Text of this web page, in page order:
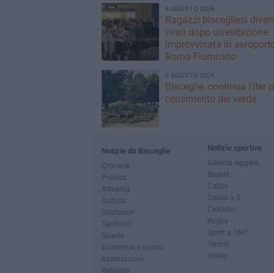
6 AGOSTO 2026
Ragazzi biscegliesi
virali dopo un'esibizione
improvvisata in
Roma-Fiumicino
6 AGOSTO 2026
Bisceglie, continua l'iter
censimento del verde
Notizie da Bisceglie
Cronaca
Politica
Attualità
Cultura
Spettacoli
Territorio
Scuola
Economia e lavoro
Associazioni
Religioni
Notizie sportive
Atletica leggera
Basket
Calcio
Calcio a 5
Ciclismo
Rugby
Sport a 360°
Tennis
Volley